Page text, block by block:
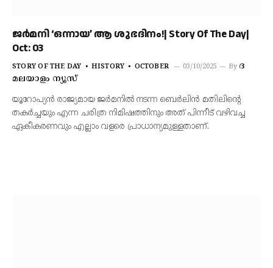
ജർമനി ‘ഒന്നായ’ ആ ശുഭദിനം!| Story Of The Day|
Oct: 03
STORY OF THE DAY HISTORY OCTOBER 03/10/2025 By ദ
മലയാളം ന്യൂസ്
യൂറോപ്യൻ രാജ്യമായ ജർമനിൽ നടന്ന ബെർലിൻ മതിലിന്റെ
തകർച്ചയും എന്ന ചരിത്ര നിമിഷത്തിനും അത് പിന്നീട് വഴിവച്ച
ഏകീകരണവും എല്ലാം വളരെ പ്രാധാന്യമുള്ളതാണ്.